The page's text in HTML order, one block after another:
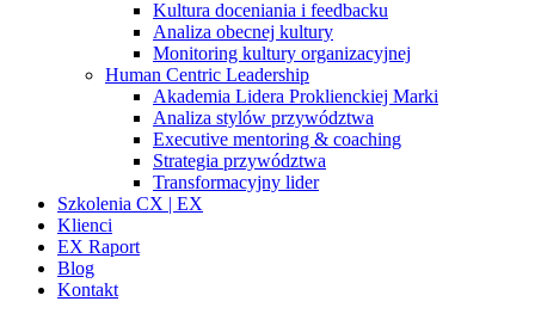
Kultura doceniania i feedbacku
Analiza obecnej kultury
Monitoring kultury organizacyjnej
Human Centric Leadership
Akademia Lidera Proklienckiej Marki
Analiza stylów przywództwa
Executive mentoring & coaching
Strategia przywództwa
Transformacyjny lider
Szkolenia CX | EX
Klienci
EX Raport
Blog
Kontakt